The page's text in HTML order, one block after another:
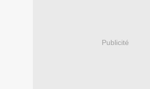
Publicité